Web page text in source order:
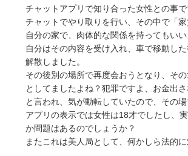
チャットアプリで知り合った女性との事で
チャットでやり取りを行い、その中で「
自分の家で、肉体的な関係を持ってもいい
自分はその内容を受け入れ、車で移動し
解散しました。
その後別の場所で再度会おうとなり、そ
としてましたよね？犯罪ですよ、お金出
と言われ、気が動転していたので、その
アプリの表示では女性は18才でしたし、
か問題はあるのでしょうか？
またこれは美人局として、何かしら法的